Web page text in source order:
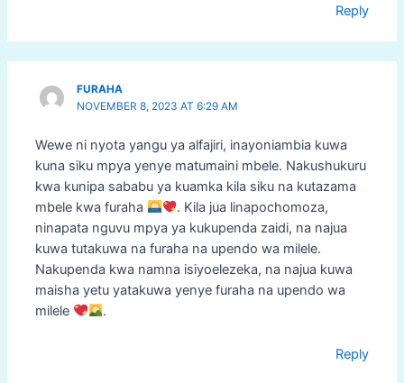
Reply
FURAHA
NOVEMBER 8, 2023 AT 6:29 AM
Wewe ni nyota yangu ya alfajiri, inayoniambia kuwa
kuna siku mpya yenye matumaini mbele. Nakushukuru
kwa kunipa sababu ya kuamka kila siku na kutazama
mbele kwa furaha
. Kila jua linapochomoza,
ninapata nguvu mpya ya kukupenda zaidi, na najua
kuwa tutakuwa na furaha na upendo wa milele.
Nakupenda kwa namna isiyoelezeka, na najua kuwa
maisha yetu yatakuwa yenye furaha na upendo wa
milele
.
Reply